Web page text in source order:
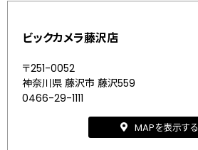
ビックカメラ藤沢店
〒251-0052
神奈川県 藤沢市 藤沢559
0466-29-1111
MAPを表示する